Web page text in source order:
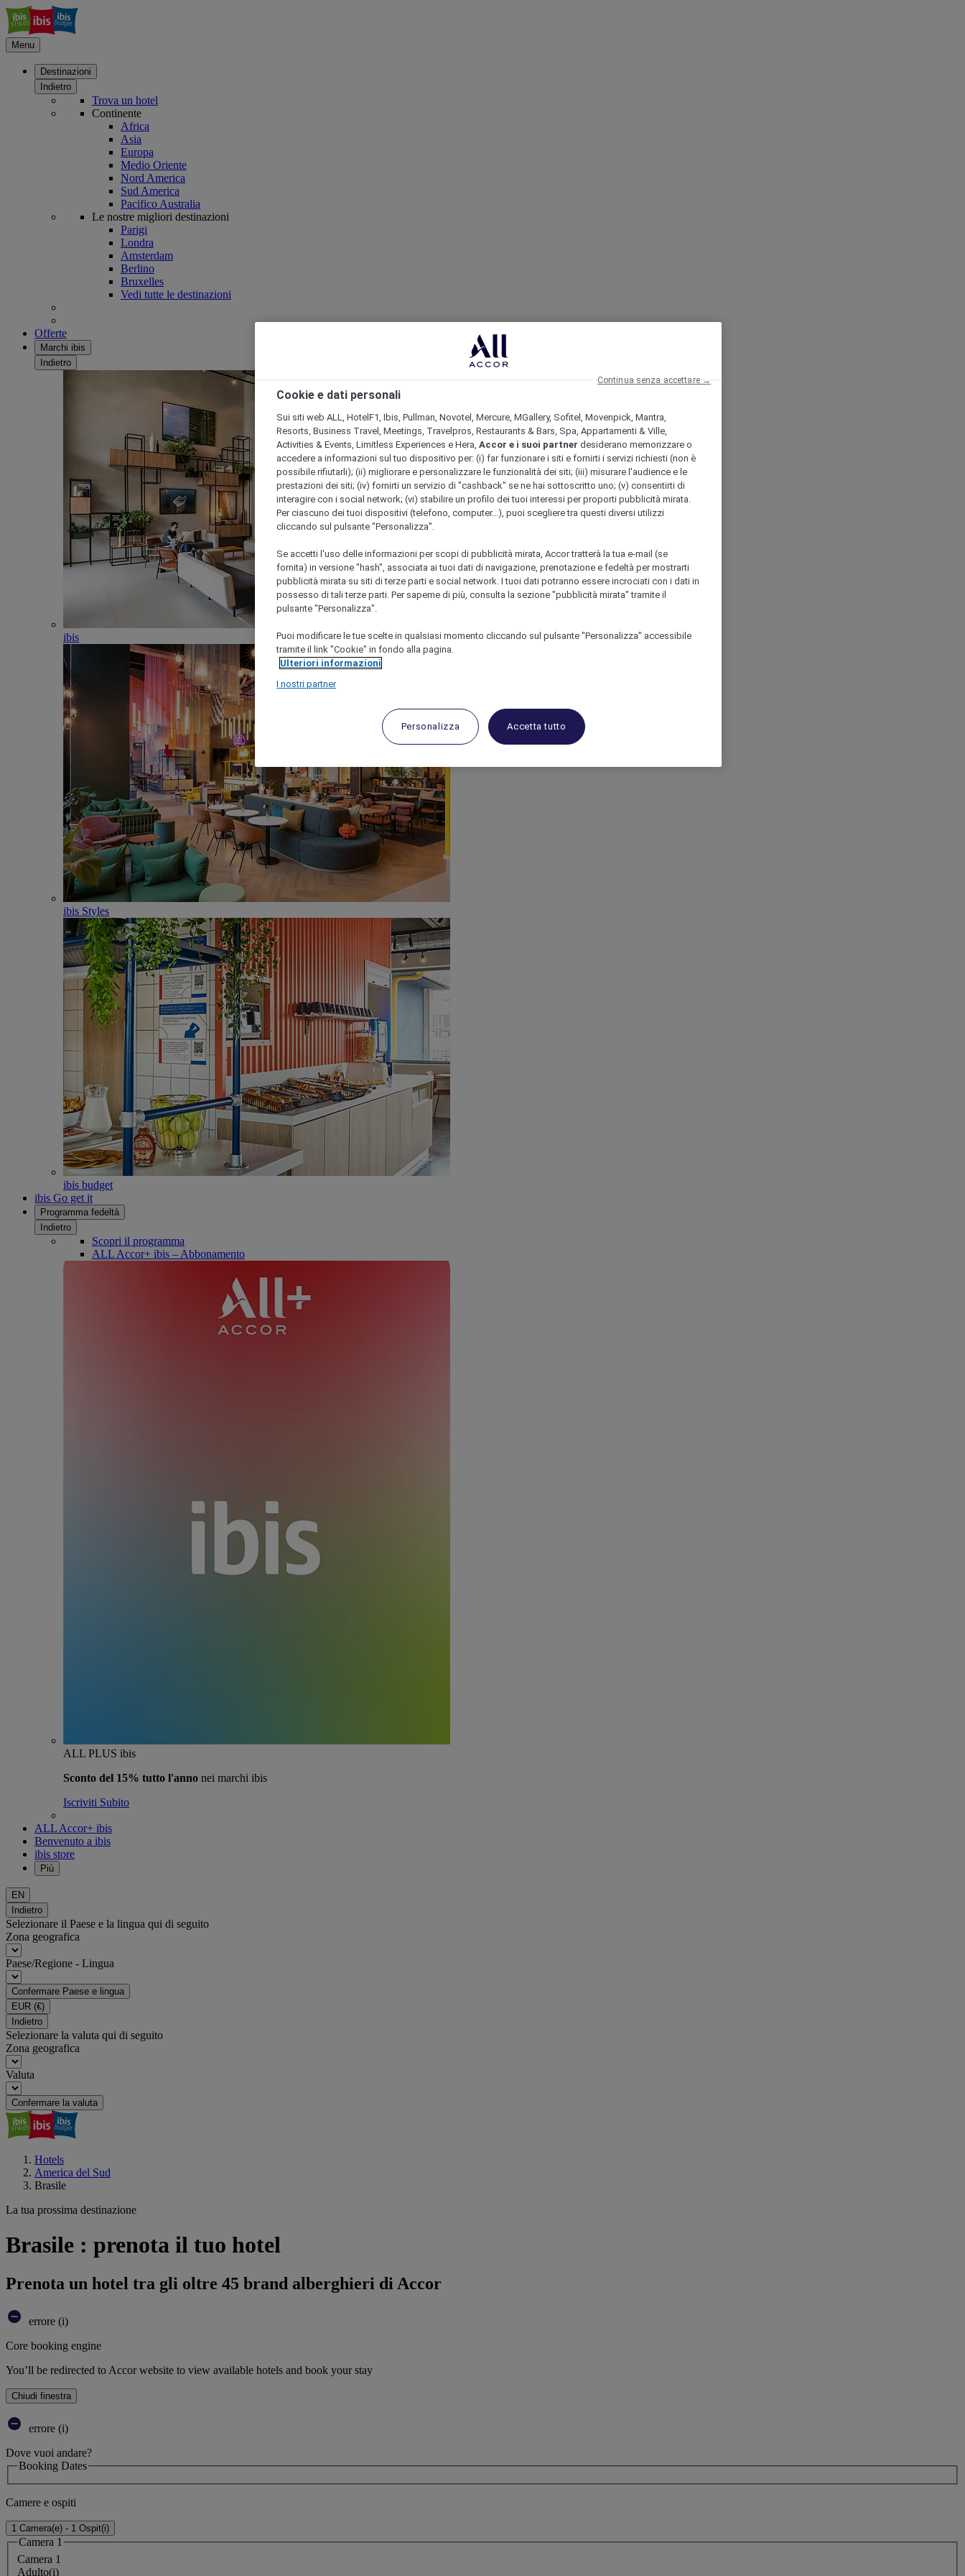
Menu
Destinazioni
Indietro
Trova un hotel
Continente
Africa
Asia
Europa
Medio Oriente
Nord America
Sud America
Pacifico Australia
Le nostre migliori destinazioni
Parigi
Londra
Amsterdam
Berlino
Bruxelles
Vedi tutte le destinazioni
Offerte
Marchi ibis
Indietro
ibis
ibis Styles
ibis budget
ibis Go get it
Programma fedeltà
Indietro
Scopri il programma
ALL Accor+ ibis – Abbonamento
ALL PLUS ibis
Sconto del 15% tutto l'anno nei marchi ibis
Iscriviti Subito
ALL Accor+ ibis
Benvenuto a ibis
ibis store
Più
EN
Indietro
Selezionare il Paese e la lingua qui di seguito
Zona geografica
Paese/Regione - Lingua
Confermare Paese e lingua
EUR (€)
Indietro
Selezionare la valuta qui di seguito
Zona geografica
Valuta
Confermare la valuta
Hotels
America del Sud
Brasile
La tua prossima destinazione
Brasile : prenota il tuo hotel
Prenota un hotel tra gli oltre 45 brand alberghieri di Accor
errore (i)
Core booking engine
You’ll be redirected to Accor website to view available hotels and book your stay
Chiudi finestra
errore (i)
Dove vuoi andare?
Booking Dates
Camere e ospiti
1 Camera(e) - 1 Ospit(i)
Camera 1
Camera 1
Adulto(i)
Cookie e dati personali
Sui siti web ALL, HotelF1, Ibis, Pullman, Novotel, Mercure, MGallery, Sofitel, Movenpick, Mantra,
Resorts, Business Travel, Meetings, Travelpros, Restaurants & Bars, Spa, Appartamenti & Ville,
Activities & Events, Limitless Experiences e Hera, Accor e i suoi partner desiderano memorizzare o
accedere a informazioni sul tuo dispositivo per: (i) far funzionare i siti e fornirti i servizi richiesti (non è
possibile rifiutarli); (ii) migliorare e personalizzare le funzionalità dei siti; (iii) misurare l'audience e le
prestazioni dei siti; (iv) fornirti un servizio di "cashback" se ne hai sottoscritto uno; (v) consentirti di
interagire con i social network; (vi) stabilire un profilo dei tuoi interessi per proporti pubblicità mirata.
Per ciascuno dei tuoi dispositivi (telefono, computer...), puoi scegliere tra questi diversi utilizzi
cliccando sul pulsante "Personalizza".
Se accetti l'uso delle informazioni per scopi di pubblicità mirata, Accor tratterà la tua e-mail (se
fornita) in versione "hash", associata ai tuoi dati di navigazione, prenotazione e fedeltà per mostrarti
pubblicità mirata su siti di terze parti e social network. I tuoi dati potranno essere incrociati con i dati in
possesso di tali terze parti. Per saperne di più, consulta la sezione "pubblicità mirata" tramite il
pulsante "Personalizza".
Puoi modificare le tue scelte in qualsiasi momento cliccando sul pulsante "Personalizza" accessibile
tramite il link "Cookie" in fondo alla pagina.
Ulteriori informazioni
I nostri partner
Personalizza Accetta tutto
Continua senza accettare →